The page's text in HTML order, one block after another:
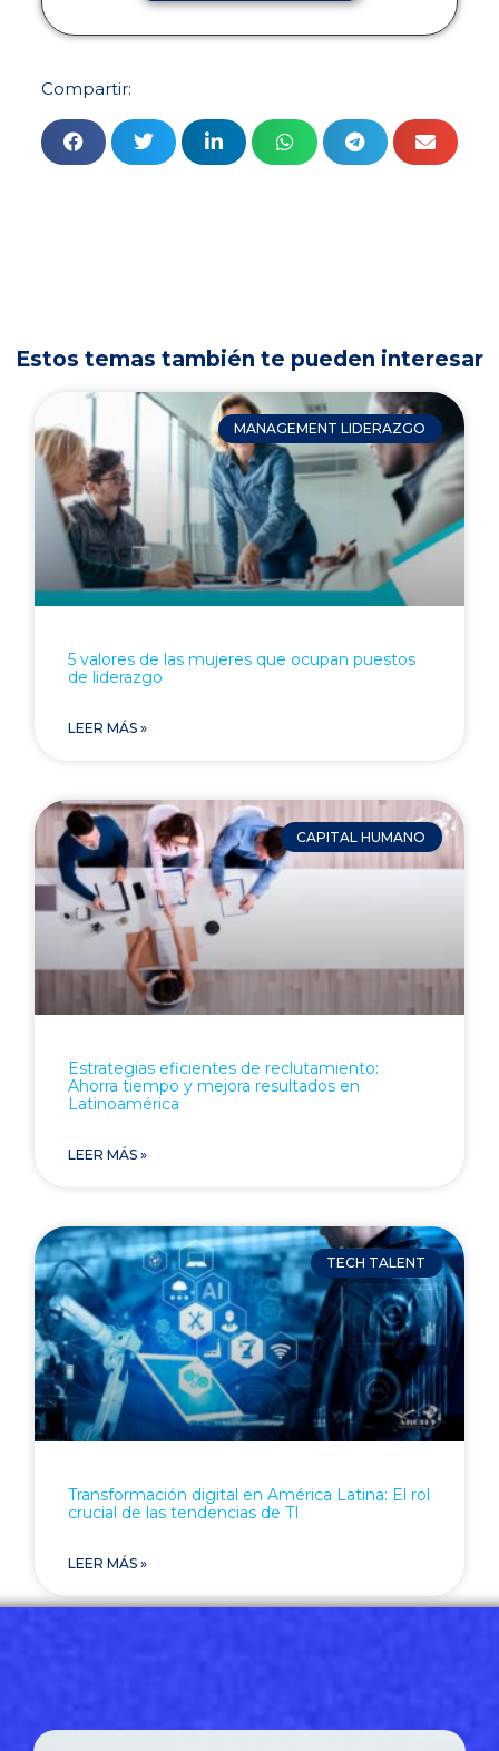
Compartir:
Estos temas también te pueden interesar
MANAGEMENT LIDERAZGO
5 valores de las mujeres que ocupan puestos
de liderazgo
LEER MÁS »
CAPITAL HUMANO
Estrategias eficientes de reclutamiento:
Ahorra tiempo y mejora resultados en
Latinoamérica
LEER MÁS »
TECH TALENT
Transformación digital en América Latina: El rol
crucial de las tendencias de TI
LEER MÁS »